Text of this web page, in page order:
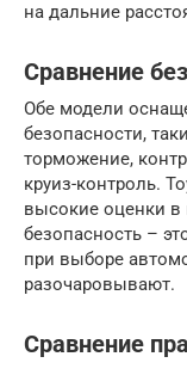
на дальние
Сравнение
Обе модели
безопасности,
торможение,
круиз-контроль.
высокие оценки в
безопасность –
при выборе
разочаровывают.
Сравнение